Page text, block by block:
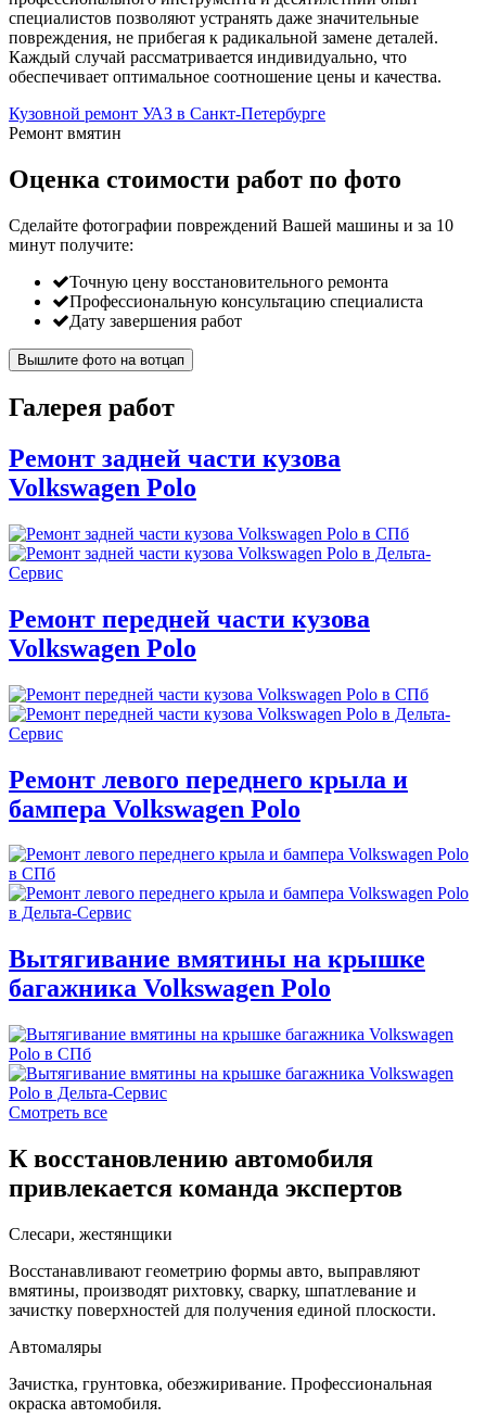
специалистов позволяют устранять даже значительные
повреждения, не прибегая к радикальной замене деталей.
Каждый случай рассматривается индивидуально, что
обеспечивает оптимальное соотношение цены и качества.
Кузовной ремонт УАЗ в Санкт-Петербурге
Ремонт вмятин
Оценка стоимости работ по фото
Сделайте фотографии повреждений Вашей машины и за 10
минут получите:
Точную цену восстановительного ремонта
Профессиональную консультацию специалиста
Дату завершения работ
Вышлите фото на вотцап
Галерея работ
Ремонт задней части кузова
Volkswagen Polo
Ремонт передней части кузова
Volkswagen Polo
Ремонт левого переднего крыла и
бампера Volkswagen Polo
Вытягивание вмятины на крышке
багажника Volkswagen Polo
Смотреть все
К восстановлению автомобиля
привлекается команда экспертов
Слесари, жестянщики
Восстанавливают геометрию формы авто, выправляют
вмятины, производят рихтовку, сварку, шпатлевание и
зачистку поверхностей для получения единой плоскости.
Автомаляры
Зачистка, грунтовка, обезжиривание. Профессиональная
окраска автомобиля.